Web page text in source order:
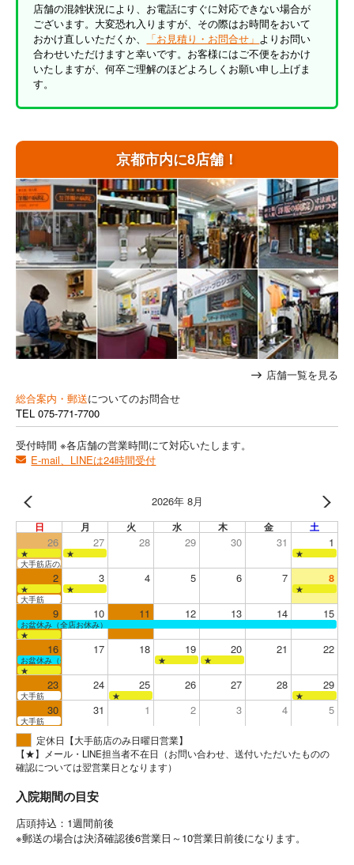
京都市内に8店舗！
店舗一覧を見る
総合案内・郵送についてのお問合せ
TEL 075-771-7700
受付時間 ※各店舗の営業時間にて対応いたします。
E-mail、LINEは24時間受付
2026年 8月
日 月 火 水 木 金 土
26 27 28 29 30 31 1
★ ★
★
大手筋店のみ営業
2 3 4 5 6 7 8
★ ★
★
大手筋
9 10 11 12 13 14 15
お盆休み（全店お休み）
★
16 17 18 19 20 21 22
お盆休み（全店お休み） ★
★
★
23 24 25 26 27 28 29
大手筋 ★ ★
30 31 1 2 3 4 5
大手筋
定休日【大手筋店のみ日曜日営業】
【★】メール・LINE担当者不在日（お問い合わせ、送付いただいたものの
確認については翌営業日となります）
入院期間の目安
店頭持込：1週間前後
※郵送の場合は決済確認後6営業日～10営業日前後になります。
店舗の混雑状況により、お電話にすぐに対応できない場合が
ございます。大変恐れ入りますが、その際はお時間をおいて
おかけ直しいただくか、
「お見積り・お問合せ」 よりお問い
合わせいただけますと幸いです。お客様にはご不便をおかけ
いたしますが、何卒ご理解のほどよろしくお願い申し上げま
す。